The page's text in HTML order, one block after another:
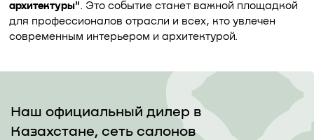
архитектуры". Это событие станет важной площадкой
для профессионалов отрасли и всех, кто увлечен
современным интерьером и архитектурой.
Наш официальный дилер в
Казахстане, сеть салонов